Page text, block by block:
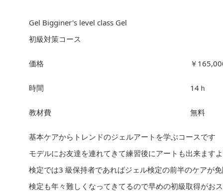
Gel Bigginer's level class Gel
初級対策コース
価格 ￥
時間 14ｈ
教材費 無料
基本ケアからトレンドのジェルアートを学ぶコースです
モデルにお友達を連れてきて練習後にアートも出来ます
検定では3 級保持者であればジェル検定の前半のケアが
検定も年々難しくなってきてるので早めの初級取得がお